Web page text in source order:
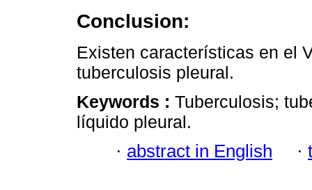
Conclusion:
Existen características en el
tuberculosis pleural.
Keywords : Tuberculosis;
líquido pleural.
· abstract in English ·